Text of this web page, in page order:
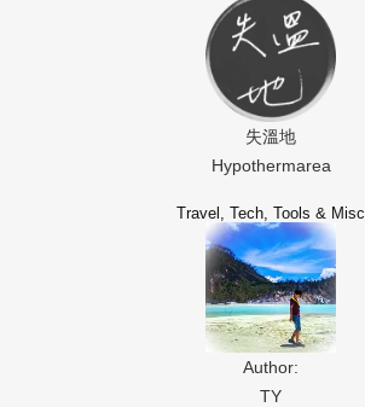
失溫地
Hypothermarea
Travel, Tech, Tools & Misc
Author:
TY